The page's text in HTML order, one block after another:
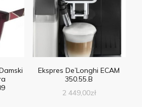
Ekspres De’Longhi ECAM
350.55.B
2 449,00zł